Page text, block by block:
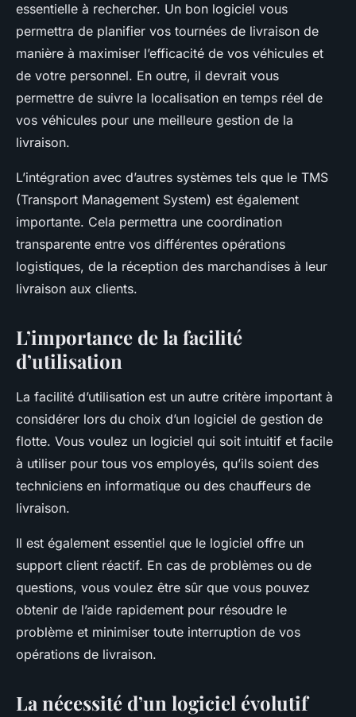
essentielle à rechercher. Un bon logiciel vous
permettra de planifier vos tournées de livraison de
manière à maximiser l’efficacité de vos véhicules et
de votre personnel. En outre, il devrait vous
permettre de suivre la localisation en temps réel de
vos véhicules pour une meilleure gestion de la
livraison.
L’intégration avec d’autres systèmes tels que le TMS
(Transport Management System) est également
importante. Cela permettra une coordination
transparente entre vos différentes opérations
logistiques, de la réception des marchandises à leur
livraison aux clients.
L’importance de la facilité
d’utilisation
La facilité d’utilisation est un autre critère important à
considérer lors du choix d’un logiciel de gestion de
flotte. Vous voulez un logiciel qui soit intuitif et facile
à utiliser pour tous vos employés, qu’ils soient des
techniciens en informatique ou des chauffeurs de
livraison.
Il est également essentiel que le logiciel offre un
support client réactif. En cas de problèmes ou de
questions, vous voulez être sûr que vous pouvez
obtenir de l’aide rapidement pour résoudre le
problème et minimiser toute interruption de vos
opérations de livraison.
La nécessité d’un logiciel évolutif